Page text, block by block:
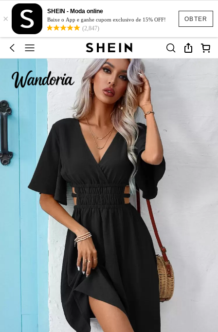
OBTER
×
SHEIN - Moda online
Baixe o App e ganhe cupom exclusivo de 15% OFF!
(2,847)